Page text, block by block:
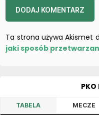
Ta strona używa Akismet
jaki sposób
TABELA MECZE